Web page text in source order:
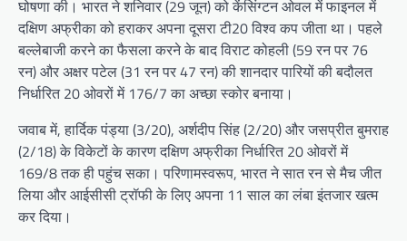
घोषणा की। भारत ने शनिवार (29 जून) को केंसिंग्टन ओवल में फाइनल में
दक्षिण अफ्रीका को हराकर अपना दूसरा टी20 विश्व कप जीता था। पहले
बल्लेबाजी करने का फैसला करने के बाद विराट कोहली (59 रन पर 76
रन) और अक्षर पटेल (31 रन पर 47 रन) की शानदार पारियों की बदौलत
निर्धारित 20 ओवरों में 176/7 का अच्छा स्कोर बनाया।
जवाब में, हार्दिक पंड्या (3/20), अर्शदीप सिंह (2/20) और जसप्रीत बुमराह
(2/18) के विकेटों के कारण दक्षिण अफ्रीका निर्धारित 20 ओवरों में
169/8 तक ही पहुंच सका। परिणामस्वरूप, भारत ने सात रन से मैच जीत
लिया और आईसीसी ट्रॉफी के लिए अपना 11 साल का लंबा इंतजार खत्म
कर दिया।